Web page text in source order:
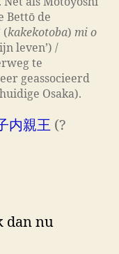
Bettō de
(kakekotoba) mi o
leven’) /
te
geassocieerd
Osaka).
内親王 (?
dan nu